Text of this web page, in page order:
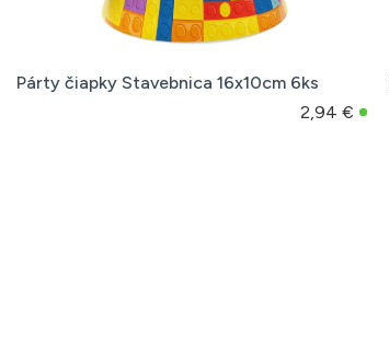
Párty čiapky Stavebnica 16x10cm 6ks
2,94 €